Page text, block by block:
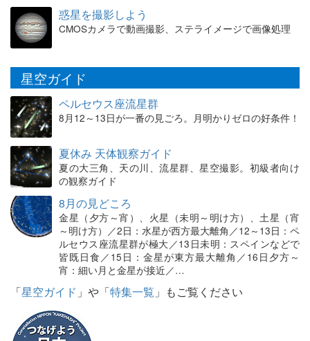
惑星を撮影しよう
CMOSカメラで動画撮影、ステライメージで画像処理
星空ガイド
ペルセウス座流星群
8月12～13日が一番の見ごろ。月明かりゼロの好条件！
夏休み 天体観察ガイド
夏の大三角、天の川、流星群、星空撮影。初級者向け
の観察ガイド
8月の見どころ
金星（夕方～宵）、火星（未明～明け方）、土星（宵
～明け方）／2日：水星が西方最大離角／12～13日：ペ
ルセウス座流星群が極大／13日未明：スペインなどで
皆既日食／15日：金星が東方最大離角／16日夕方～
宵：細い月と金星が接近／…
「星空ガイド 」や「特集一覧 」もご覧ください